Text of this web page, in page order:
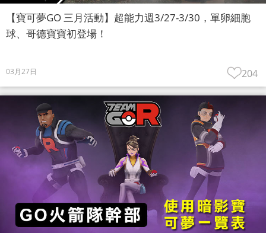
【寶可夢GO 三月活動】超能力週3/27-3/30，單卵細胞
球、哥德寶寶初登場！
03月27日 204